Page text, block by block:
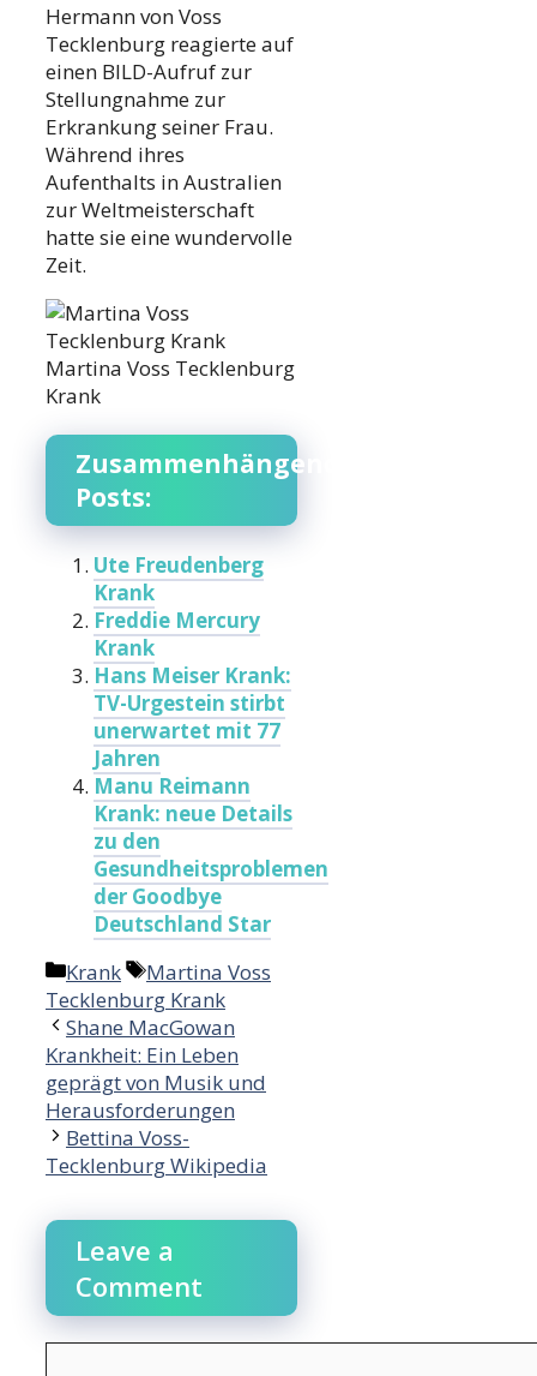
Hermann von Voss
Tecklenburg reagierte auf
einen BILD-Aufruf zur
Stellungnahme zur
Erkrankung seiner Frau.
Während ihres
Aufenthalts in Australien
zur Weltmeisterschaft
hatte sie eine wundervolle
Zeit.
Martina Voss Tecklenburg
Krank
Zusammenhängende
Posts:
Ute Freudenberg
Krank
Freddie Mercury
Krank
Hans Meiser Krank:
TV-Urgestein stirbt
unerwartet mit 77
Jahren
Manu Reimann
Krank: neue Details
zu den
Gesundheitsproblemen
der Goodbye
Deutschland Star
Categories
Krank Tags
Martina Voss
Tecklenburg Krank
Shane MacGowan
Krankheit: Ein Leben
geprägt von Musik und
Herausforderungen
Bettina Voss-
Tecklenburg Wikipedia
Leave a
Comment